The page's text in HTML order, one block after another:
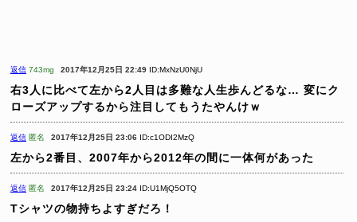
返信 743mg 2017年12月25日 22:49 ID:MxNzU0NjU
右3人に比べて左から2人目は多難な人生歩んどるな… 変にク
ローズアップするから注目してもうたやんけｗ
返信 匿名 2017年12月25日 23:06 ID:c1ODI2MzQ
左から2番目、2007年から2012年の間に一体何があった
返信 匿名 2017年12月25日 23:24 ID:U1MjQ5OTQ
Tシャツの物持ちよすぎだろ！